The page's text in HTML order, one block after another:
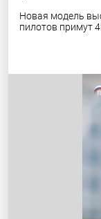
Новая модель
пилотов примут